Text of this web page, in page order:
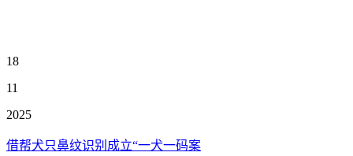
18
11
2025
借帮犬只鼻纹识别成立“一犬一码案